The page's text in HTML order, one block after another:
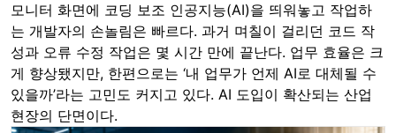
모니터 화면에 코딩 보조 인공지능(AI)을 띄워놓고 작업하
는 개발자의 손놀림은 빠르다. 과거 며칠이 걸리던 코드 작
성과 오류 수정 작업은 몇 시간 만에 끝난다. 업무 효율은 크
게 향상됐지만, 한편으로는 ‘내 업무가 언제 AI로 대체될 수
있을까’라는 고민도 커지고 있다. AI 도입이 확산되는 산업
현장의 단면이다.